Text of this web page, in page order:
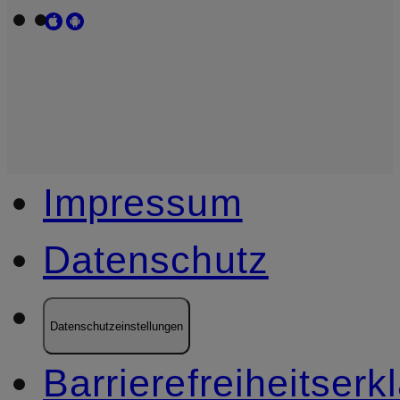
Impressum
Datenschutz
Datenschutzeinstellungen